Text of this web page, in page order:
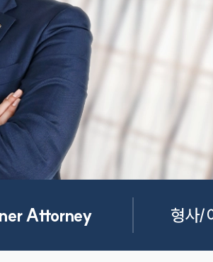
Attorney 형사/